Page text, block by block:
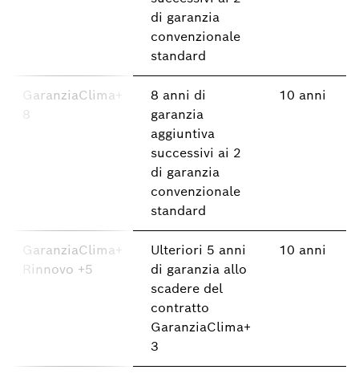
di garanzia
convenzionale
standard
GaranziaClima+
8
8 anni di
garanzia
aggiuntiva
successivi ai 2
di garanzia
convenzionale
standard
10 anni
GaranziaClima+
Rinnovo +5
Ulteriori 5 anni
di garanzia allo
scadere del
contratto
GaranziaClima+
3
10 anni